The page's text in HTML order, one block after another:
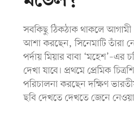
সবকিছু ঠিকঠাক থাকলে আগামী
আশা করছেন, সিনেমাটি তাঁরা
পর্দায় মিয়ার বাবা ‘মহেশ’–এর
দেখা যাবে। প্রথমে প্রেমিক
পরিচালনা করছেন দক্ষিণ
ছবি দেখতে দেখতে জেনে নেওয়া